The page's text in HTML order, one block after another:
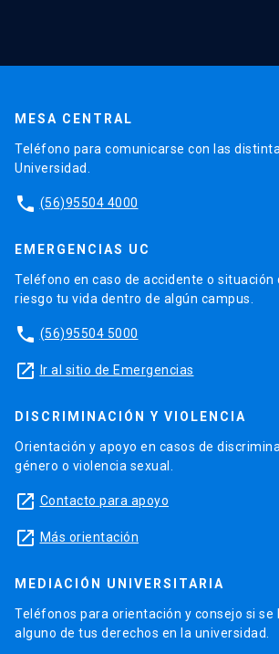
MESA CENTRAL
Teléfono para comunicarse con las
Universidad.
phone (56)95504 4000
EMERGENCIAS UC
Teléfono en caso de accidente o situación
riesgo tu vida dentro de algún campus.
phone (56)95504 5000
launch Ir al sitio de Emergencias
DISCRIMINACIÓN Y VIOLENCIA
Orientación y apoyo en casos de
género o violencia sexual.
launch Contacto para apoyo
launch Más orientación
MEDIACIÓN UNIVERSITARIA
Teléfonos para orientación y consejo si se
alguno de tus derechos en la universidad.